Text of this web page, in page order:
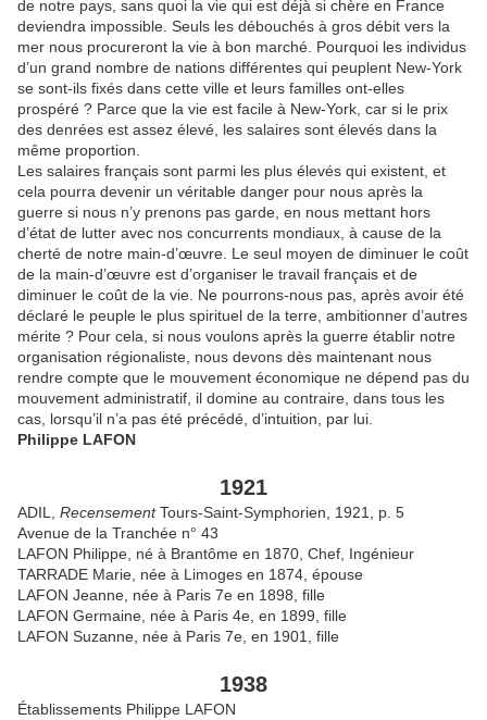
de notre pays, sans quoi la vie qui est déjà si chère en France
deviendra impossible. Seuls les débouchés à gros débit vers la
mer nous procureront la vie à bon marché. Pourquoi les individus
d’un grand nombre de nations différentes qui peuplent New-York
se sont-ils fixés dans cette ville et leurs familles ont-elles
prospéré ? Parce que la vie est facile à New-York, car si le prix
des denrées est assez élevé, les salaires sont élevés dans la
même proportion.
Les salaires français sont parmi les plus élevés qui existent, et
cela pourra devenir un véritable danger pour nous après la
guerre si nous n’y prenons pas garde, en nous mettant hors
d’état de lutter avec nos concurrents mondiaux, à cause de la
cherté de notre main-d’œuvre. Le seul moyen de diminuer le coût
de la main-d’œuvre est d’organiser le travail français et de
diminuer le coût de la vie. Ne pourrons-nous pas, après avoir été
déclaré le peuple le plus spirituel de la terre, ambitionner d’autres
mérite ? Pour cela, si nous voulons après la guerre établir notre
organisation régionaliste, nous devons dès maintenant nous
rendre compte que le mouvement économique ne dépend pas du
mouvement administratif, il domine au contraire, dans tous les
cas, lorsqu’il n’a pas été précédé, d’intuition, par lui.
Philippe LAFON
1921
ADIL, RecensementTours-Saint-Symphorien, 1921, p. 5
Avenue de la Tranchée n° 43
LAFON Philippe, né à Brantôme en 1870, Chef, Ingénieur
TARRADE Marie, née à Limoges en 1874, épouse
LAFON Jeanne, née à Paris 7e en 1898, fille
LAFON Germaine, née à Paris 4e, en 1899, fille
LAFON Suzanne, née à Paris 7e, en 1901, fille
1938
Établissements Philippe LAFON